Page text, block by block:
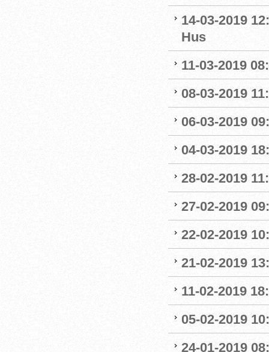
14-03-2019
Hus
11-03-2019
08-03-2019
06-03-2019
04-03-2019
28-02-2019
27-02-2019
22-02-2019
21-02-2019
11-02-2019
05-02-2019
24-01-2019